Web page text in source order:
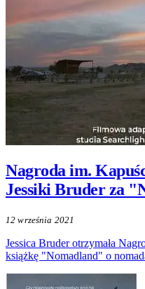
Nagroda im.
Jessiki Bruder za
12 września 2021
Jessica Bruder otrzymała
książkę "Nomadland" o